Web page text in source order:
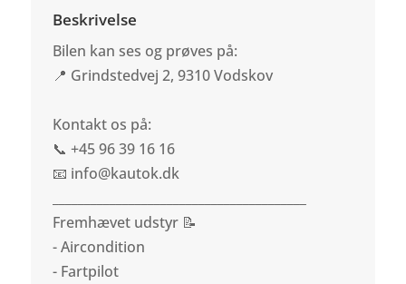
Beskrivelse
Bilen kan ses og prøves på:
📍 Grindstedvej 2, 9310 Vodskov
Kontakt os på:
📞 +45 96 39 16 16
📧 info@kautok.dk
Fremhævet udstyr 📝
- Aircondition
- Fartpilot